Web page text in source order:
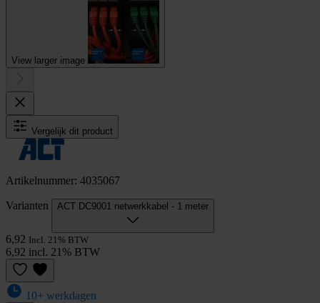
View larger image
Vergelijk dit product
Artikelnummer: 4035067
Varianten ACT DC9001 netwerkkabel - 1 meter
6,92 Incl. 21% BTW
6,92 incl. 21% BTW
10+ werkdagen